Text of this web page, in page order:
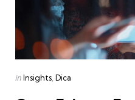
Categories
Posted
inInsights Dica